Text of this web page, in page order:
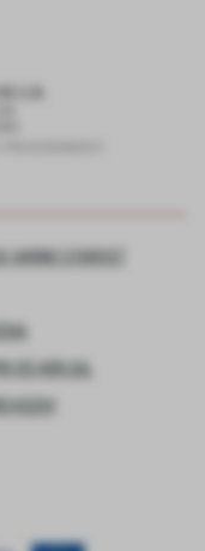
STAROST
OŠ HORJUL